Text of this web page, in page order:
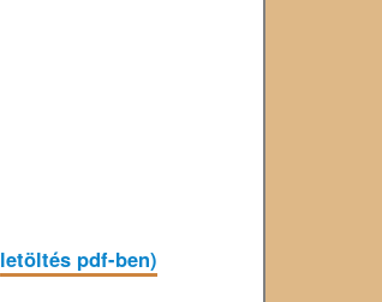
letöltés pdf-ben)